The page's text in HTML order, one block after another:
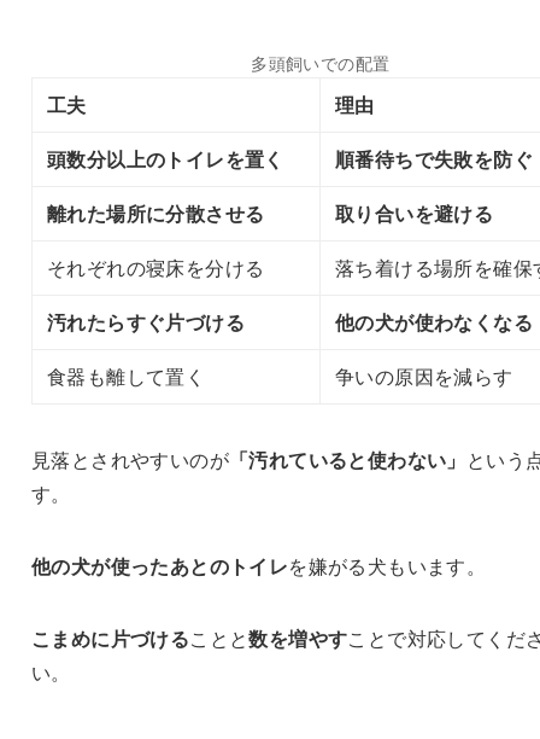
多頭飼いでの配置
工夫
理由
頭数分以上のトイレを置く
順番待ちで失敗を防ぐ
離れた場所に分散させる
取り合いを避ける
それぞれの寝床を分ける
落ち着ける場所を確保
汚れたらすぐ片づける
他の犬が使わなくなる
食器も離して置く
争いの原因を減らす
見落とされやすいのが「汚れていると使わない」 という
す。
他の犬が使ったあとのトイレを嫌がる犬もいます。
こまめに片づけることと数を増やすことで対応してくだ
い。